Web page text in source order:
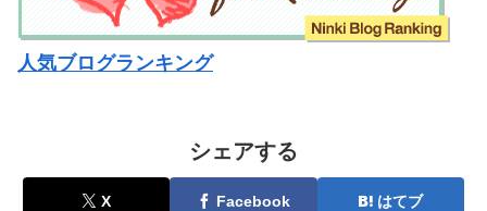
人気ブログランキング
シェアする
X Facebook はてブ